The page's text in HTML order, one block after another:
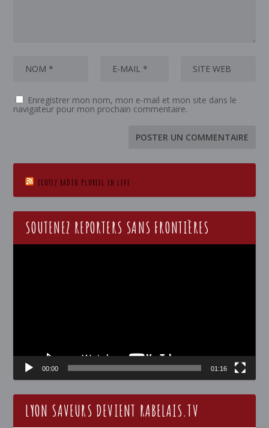
Enregistrer mon nom, mon e-mail et mon site dans le
navigateur pour mon prochain commentaire.
ECOTEZ RADIO PLURIEL EN LIVE
SOUTENEZ REPORTERS SANS FRONTIÈRES
00:00 01:16
LYON SAVEURS DEVIENT RABELAIS.TV